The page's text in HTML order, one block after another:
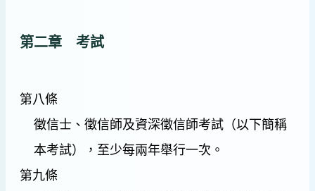
第二章 考試
第八條
徵信士、徵信師及資深徵信師考試（以下簡稱
本考試），至少每兩年舉行一次。
第九條